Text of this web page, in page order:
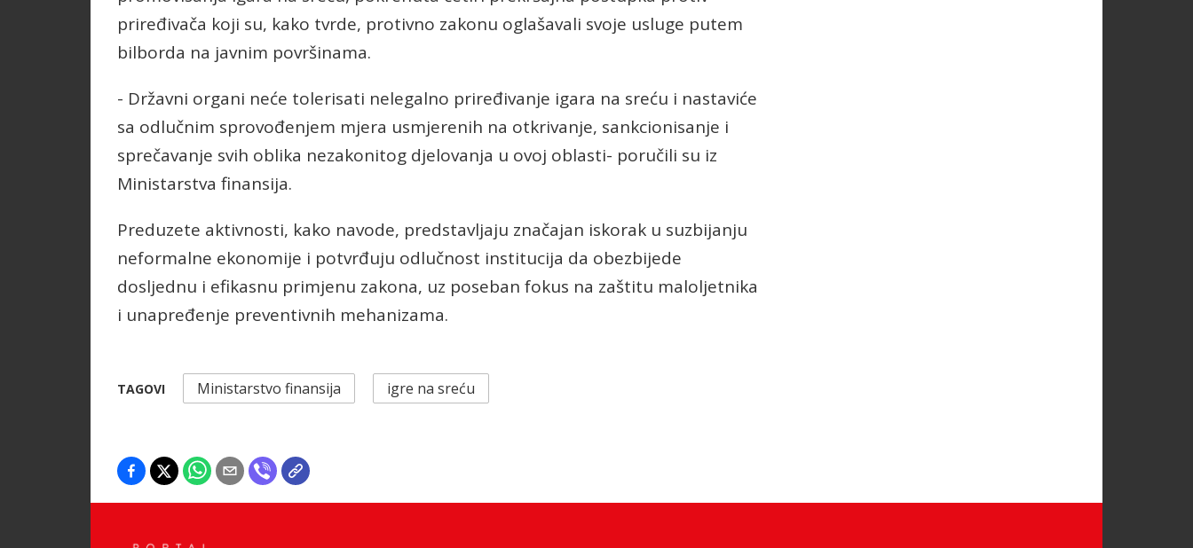
priređivača koji su, kako tvrde, protivno zakonu oglašavali svoje usluge putem
bilborda na javnim površinama.
- Državni organi neće tolerisati nelegalno priređivanje igara na sreću i nastaviće
sa odlučnim sprovođenjem mjera usmjerenih na otkrivanje, sankcionisanje i
sprečavanje svih oblika nezakonitog djelovanja u ovoj oblasti- poručili su iz
Ministarstva finansija.
Preduzete aktivnosti, kako navode, predstavljaju značajan iskorak u suzbijanju
neformalne ekonomije i potvrđuju odlučnost institucija da obezbijede
dosljednu i efikasnu primjenu zakona, uz poseban fokus na zaštitu maloljetnika
i unapređenje preventivnih mehanizama.
TAGOVI Ministarstvo finansija igre na sreću